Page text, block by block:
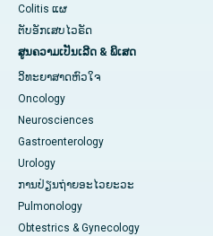
Colitis ແຜ
ຕັບອັກເສບໄວຣັດ
ສູນຄວາມເປັນເລີດ & ພິເສດ
ວິທະຍາສາດຫົວໃຈ
Oncology
Neurosciences
Gastroenterology
Urology
ການປ່ຽນຖ່າຍອະໄວຍະວະ
Pulmonology
Obtestrics & Gynecology